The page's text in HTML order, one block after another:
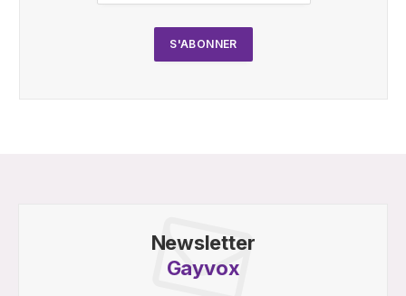
Newsletter
Gayvox